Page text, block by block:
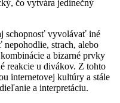
čo vytvára jedinečný
schopnosť vyvolávať iné
strach, alebo
a bizarné prvky
reakcie u divákov. Z tohto
internetovej kultúry a stále
a interpretáciu.